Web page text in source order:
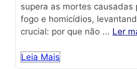
supera as mortes causadas
fogo e homicídios,
crucial: por que não ... Ler
Leia Mais